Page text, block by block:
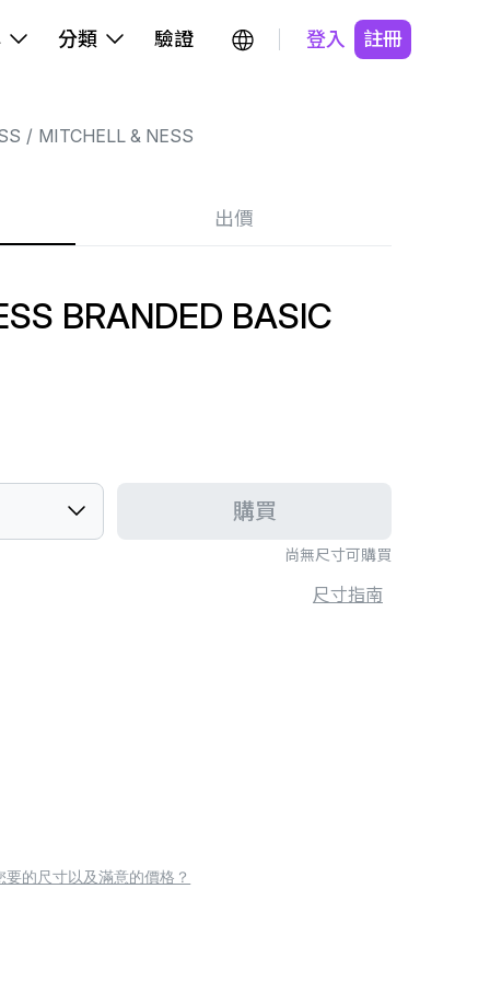
分類 驗證 登入 註冊
MITCHELL & NESS
出價
BRANDED BASIC
尚無尺寸可購買
購買
尺寸指南
要的尺寸以及滿意的價格？